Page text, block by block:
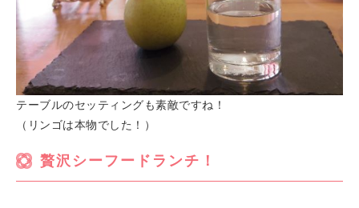
テーブルのセッティングも素敵ですね！
（リンゴは本物でした！）
贅沢シーフードランチ！